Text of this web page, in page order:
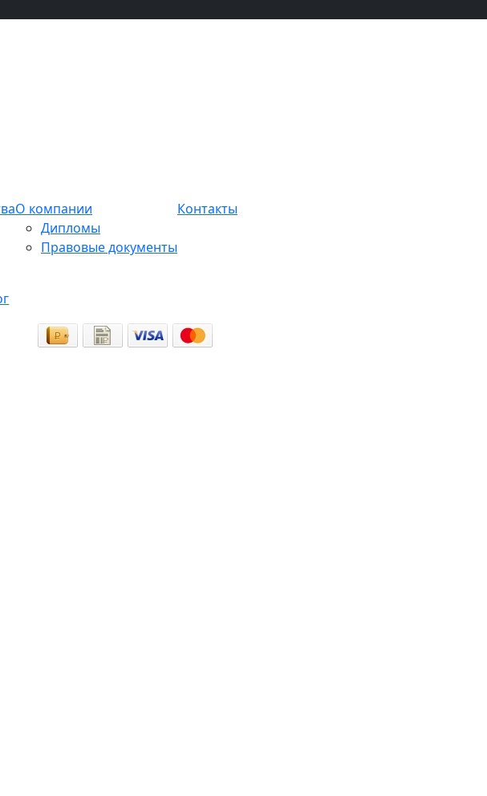
О компании
Дипломы
Правовые документы
Контакты